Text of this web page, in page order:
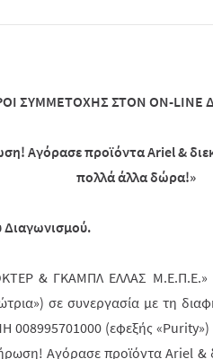
ΣΥΜΜΕΤΟΧΗΣ ΣΤΟΝON-LINE
Αγόρασε προϊόνταAriel&
πολλά άλλαδώρα!»
Διαγωνισμού.
& ΓΚΑΜΠΛ ΕΛΛΑΣ M
σε συνεργασία με τη
008995701000 (εφεξής «Purity
Αγόρασε προϊόντα Ariel &